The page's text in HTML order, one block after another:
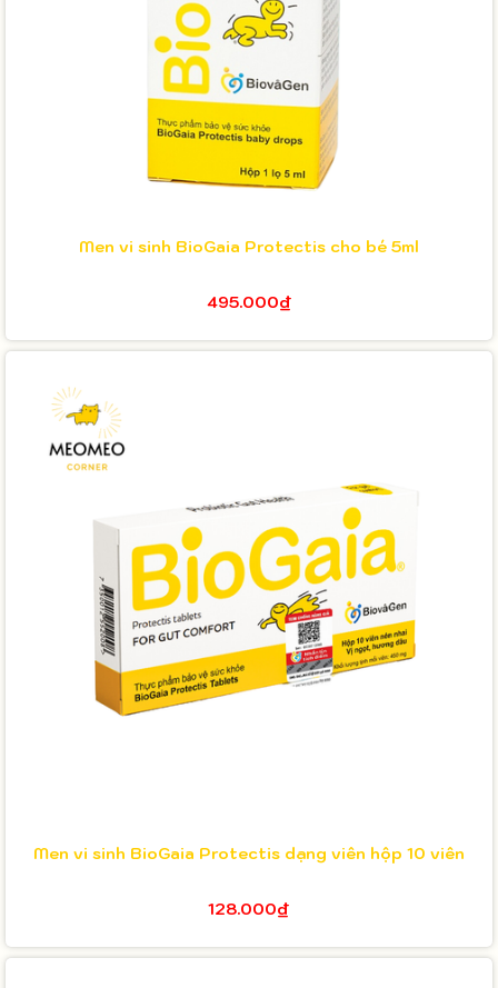
Men vi sinh BioGaia Protectis cho bé 5ml
495.000₫
Men vi sinh BioGaia Protectis dạng viên hộp 10 viên
128.000₫